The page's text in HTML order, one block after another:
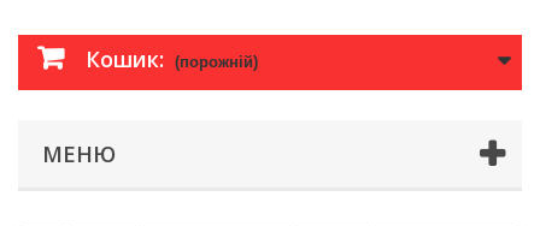
Кошик: (порожній)
МЕНЮ